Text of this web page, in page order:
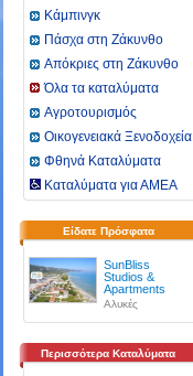
Κάμπινγκ
Πάσχα στη Ζάκυνθο
Απόκριες στη Ζάκυνθο
Όλα τα καταλύματα
Αγροτουρισμός
Οικογενειακά Ξενοδοχεία
Φθηνά Καταλύματα
Καταλύματα για ΑΜΕΑ
Είδατε Πρόσφατα
SunBliss
Studios &
Apartments
Αλυκές
Περισσότερα Καταλύματα